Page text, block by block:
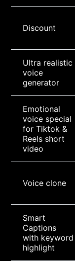
Discount
Ultra realistic
voice
generator
Emotional
voice special
for Tiktok &
Reels short
video
Voice clone
Smart
Captions
with keyword
highlight